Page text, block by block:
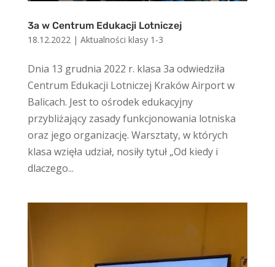
3a w Centrum Edukacji Lotniczej
18.12.2022| Aktualności klasy 1-3
Dnia 13 grudnia 2022 r. klasa 3a odwiedziła
Centrum Edukacji Lotniczej Kraków Airport w
Balicach. Jest to ośrodek edukacyjny
przybliżający zasady funkcjonowania lotniska
oraz jego organizację. Warsztaty, w których
klasa wzięła udział, nosiły tytuł „Od kiedy i
dlaczego...